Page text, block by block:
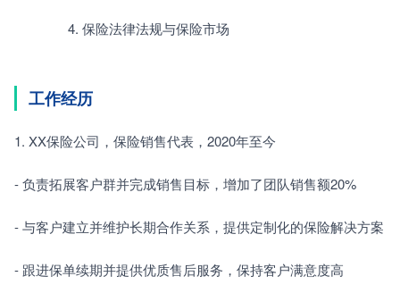
4. 保险法律法规与保险市场
工作经历
1. XX保险公司，保险销售代表，2020年至今
- 负责拓展客户群并完成销售目标，增加了团队销售额20%
- 与客户建立并维护长期合作关系，提供定制化的保险解决方案
- 跟进保单续期并提供优质售后服务，保持客户满意度高